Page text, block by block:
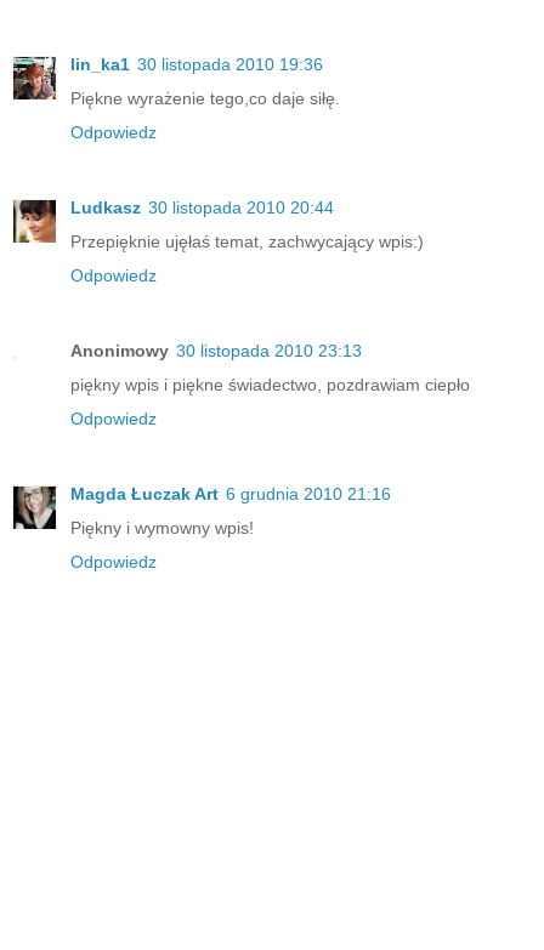
lin_ka1 30 listopada 2010 19:36
Piękne wyrażenie tego,co daje siłę.
Odpowiedz
Ludkasz 30 listopada 2010 20:44
Przepięknie ujęłaś temat, zachwycający wpis:)
Odpowiedz
Anonimowy 30 listopada 2010 23:13
piękny wpis i piękne świadectwo, pozdrawiam ciepło
Odpowiedz
Magda Łuczak Art 6 grudnia 2010 21:16
Piękny i wymowny wpis!
Odpowiedz